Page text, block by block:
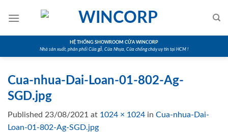
HỆ THỐNG SHOWROOM CỬA WINCORP
Nhà sản xuất, phân phối Cửa gỗ, Cửa Nhựa, Cửa chống cháy uy tín tại HCM !
Cua-nhua-Dai-Loan-01-802-Ag-
SGD.jpg
Published 23/08/2021 at 1024 × 1024 in Cua-nhua-Dai-
Loan-01-802-Ag-SGD.jpg